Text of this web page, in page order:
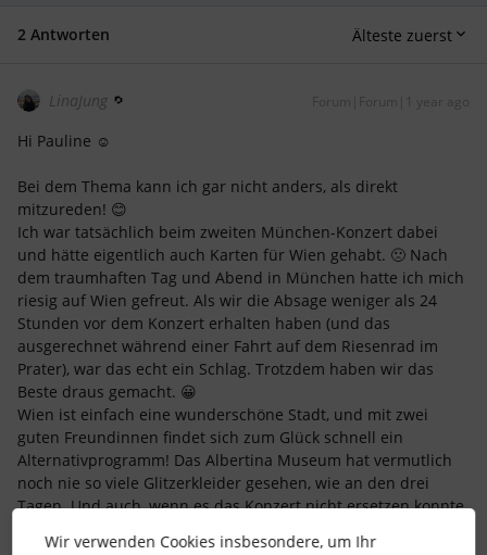
2 Antworten Älteste zuerst
LinaJung Forum|Forum|1 year ago
Hi Pauline ☺️
Bei dem Thema kann ich gar nicht anders, als direkt
mitzureden! 😊
Ich war tatsächlich beim zweiten München-Konzert dabei
und hätte eigentlich auch Karten für Wien gehabt. 🙁 Nach
dem traumhaften Tag und Abend in München hatte ich mich
riesig auf Wien gefreut. Als wir die Absage weniger als 24
Stunden vor dem Konzert erhalten haben (und das
ausgerechnet während einer Fahrt auf dem Riesenrad im
Prater), war das echt ein Schlag. Trotzdem haben wir das
Beste draus gemacht. 😀
Wien ist einfach eine wunderschöne Stadt, und mit zwei
guten Freundinnen findet sich zum Glück schnell ein
Alternativprogramm! Das Albertina Museum hat vermutlich
noch nie so viele Glitzerkleider gesehen, wie an den drei
Tagen. Und auch, wenn es das Konzert nicht ersetzen konnte,
Wir verwenden Cookies insbesondere, um Ihr